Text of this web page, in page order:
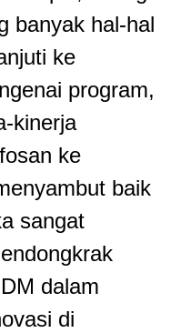
banyak hal-hal
ke
program,
kinerja
ke
baik
sangat
dalam
di